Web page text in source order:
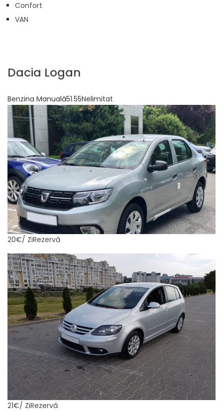
Confort
VAN
Dacia Logan
Benzina Manuală51.55Nelimitat
20€/ ZiRezervă
21€/ ZiRezervă